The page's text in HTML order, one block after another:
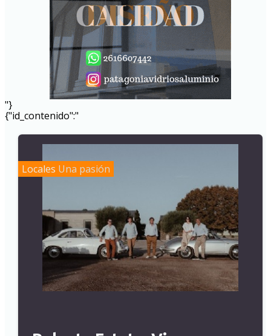
"}
{"id_contenido":"
Locales Una pasión